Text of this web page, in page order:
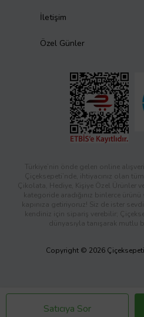
Satıcıya Sor
İletişim
Özel Günler
Türkiye’nin önde gelen online
Çiçeksepeti’nde, ihtiyacınız olan
Çikolata, Hediye, Kişiye Özel Ürünler
kategoride aradığınız binlerce
kapınıza getiriyoruz! Siz de ister
kendiniz için sipariş verebilir;
dünyasıyla tanışarak mutlu
Copyright © 2026